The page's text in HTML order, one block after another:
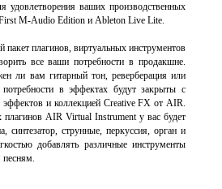
ваших производственных
First M-Audio Edition и Ableton Live Lite.
плагинов, виртуальных инструментов
все ваши потребности в продакшне.
ли вам гитарный тон, реверберация или
в эффектах будут закрыты с
и коллекцией Creative FX от AIR.
AIR Virtual Instrument у вас будет
синтезатор, струнные, перкуссия, орган и
добавлять различные инструменты
песням.